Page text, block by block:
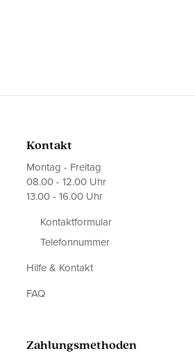
Kontakt
Montag - Freitag
08.00 - 12.00 Uhr
13.00 - 16.00 Uhr
Kontaktformular
Telefonnummer
Hilfe & Kontakt
FAQ
Zahlungsmethoden